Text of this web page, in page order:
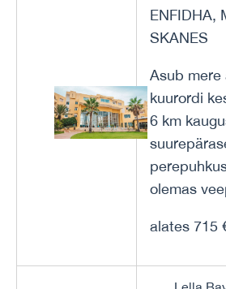
ENFIDHA,
SKANES
Asub mere
kuurordi
6 km
olemas
alates 715